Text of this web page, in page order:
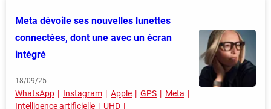
Meta dévoile ses nouvelles lunettes
connectées, dont une avec un écran
intégré
18/09/25
WhatsApp Instagram Apple GPS
Meta
Intelligence artificielle
UHD